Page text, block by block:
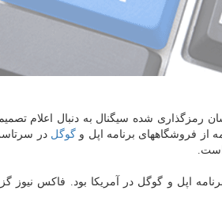
رمزگذاری شده سیگنال به دنبال اعلام
از فروشگاههای برنامه اپل وگوگل
اپل و گوگل در آمریکا بود. فاکس نیوز